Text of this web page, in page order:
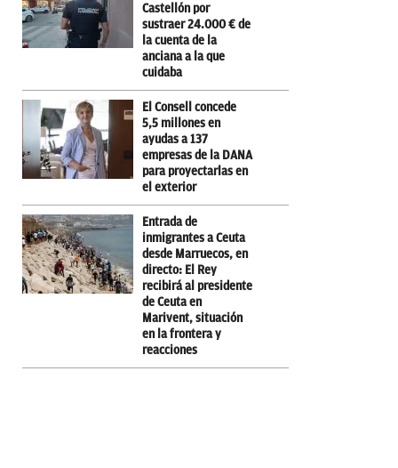
Castellón por
sustraer 24.000 € de
la cuenta de la
anciana a la que
cuidaba
El Consell concede
5,5 millones en
ayudas a 137
empresas de la DANA
para proyectarlas en
el exterior
Entrada de
inmigrantes a Ceuta
desde Marruecos, en
directo: El Rey
recibirá al presidente
de Ceuta en
Marivent, situación
en la frontera y
reacciones